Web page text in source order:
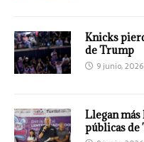
Knicks
de Trump
9 junio, 2026
Llegan más
públicas